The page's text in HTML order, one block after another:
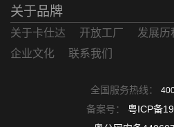
关于品牌
关于卡仕达 开放工厂 发展历
企业文化
联系我们
全国服务热线：
备案号： 粤ICP备